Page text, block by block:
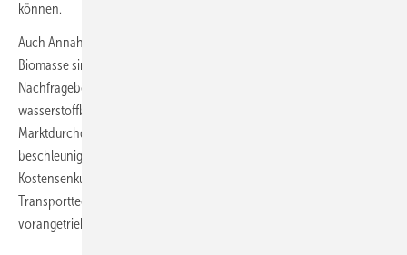
können.
Auch Annahmen zur Menge an verfügbarer und nachhaltiger
Biomasse sind von Bedeutung. Biomasse tritt in relevanten
Nachfragebereichen in Konkurrenz zu Wasserstoff und
wasserstoffbasierten Syntheseprodukten. Um die
Marktdurchdringung von Wasserstoff und Derivaten zu
beschleunigen, müssen technologische Entwicklungen und
Kostensenkungspotenziale bei Elektrolyseuren,
Transporttechnologien oder der Luftabscheidung von CO
vorangetrieben werden.